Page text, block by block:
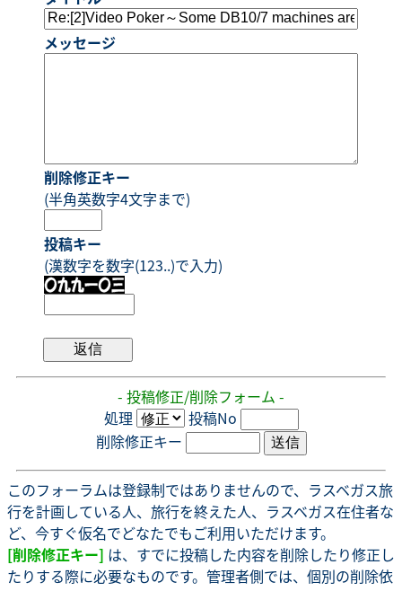
メッセージ
削除修正キー
(半角英数字4文字まで)
投稿キー
(漢数字を数字(123..)で入力)
- 投稿修正/削除フォーム -
処理
投稿No
削除修正キー
このフォーラムは登録制ではありませんので、ラスベガス旅
行を計画している人、旅行を終えた人、ラスベガス在住者な
ど、今すぐ仮名でどなたでもご利用いただけます。
[削除修正キー] は、すでに投稿した内容を削除したり修正し
たりする際に必要なものです。管理者側では、個別の削除依